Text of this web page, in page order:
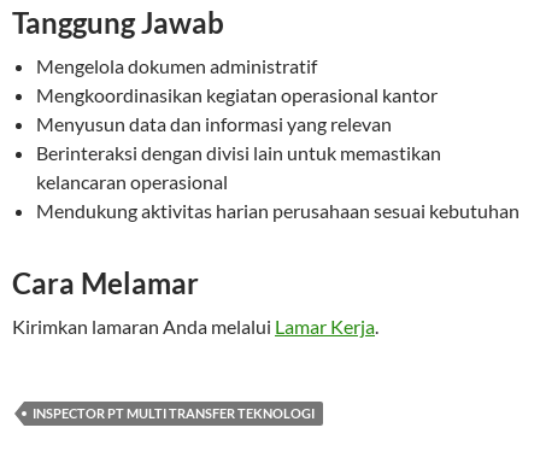
Tanggung Jawab
Mengelola dokumen administratif
Mengkoordinasikan kegiatan operasional kantor
Menyusun data dan informasi yang relevan
Berinteraksi dengan divisi lain untuk memastikan
kelancaran operasional
Mendukung aktivitas harian perusahaan sesuai kebutuhan
Cara Melamar
Kirimkan lamaran Anda melalui Lamar Kerja.
INSPECTOR PT MULTI TRANSFER TEKNOLOGI